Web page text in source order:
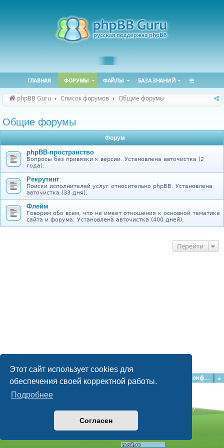
Этот сайт использует cookies для
обеспечения своей корректной работы.
Подробнее
Согласен
ГЛАВНАЯ ФОРУМЫ ФАЙЛЫ БАЗА ЗНАНИЙ
phpBB Guru Список форумов Общие форумы
Общие форумы
Форум
phpBB-пространство
Вопросы без привязки к версии. Установлена авточистка (2
года).
Рекрутинг
Поиски исполнителей услуг относительно phpBB. Установлена
авточистка (33 дня).
Флейм
Говорим обо всем, что не имеет отношения к основной тематике
сайта и форума. Установлена авточистка (400 дней).
Перейти
Главная Форумы Конфиденциальность
Наша команда
Time: 0.050s| Peak Memory Usage: 2.3 МБ | GZIP: Off |
Queries: 17
© phpBB Guru, 2004—2026
Powered by
Style byArtodia